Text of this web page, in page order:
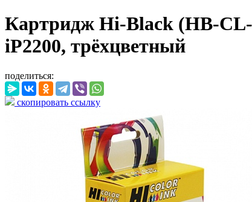
Картридж Hi-Black (HB-CL-
iP2200, трёхцветный
поделиться:
скопировать ссылку